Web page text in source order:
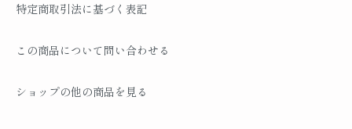
特定商取引法に基づく表記
この商品について問い合わせる
ショップの他の商品を見る